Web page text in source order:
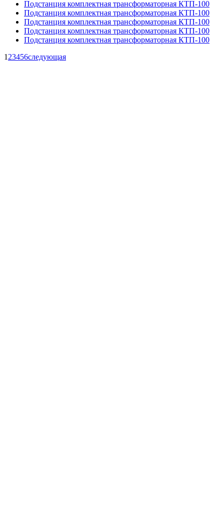
Подстанция комплектная трансформаторная КТП-100
Подстанция комплектная трансформаторная КТП-100
Подстанция комплектная трансформаторная КТП-100
Подстанция комплектная трансформаторная КТП-100
Подстанция комплектная трансформаторная КТП-100
123456следующая